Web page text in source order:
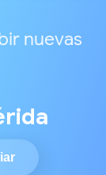
nuevas